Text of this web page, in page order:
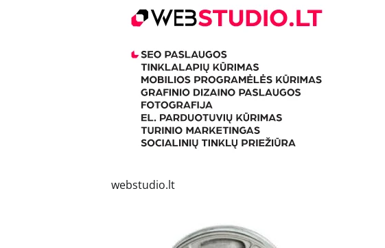
webstudio.lt